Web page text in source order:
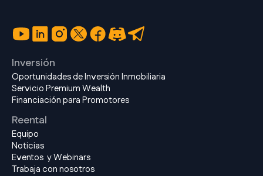
Inversión
Oportunidades de Inversión Inmobiliaria
Servicio Premium Wealth
Financiación para Promotores
Reental
Equipo
Noticias
Eventos y Webinars
Trabaja con nosotros